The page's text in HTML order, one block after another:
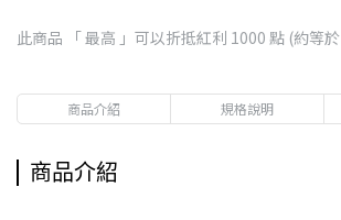
此商品 「 最高 」可以折抵紅利 1000 點 (約等於
商品介紹 規格說明
商品介紹